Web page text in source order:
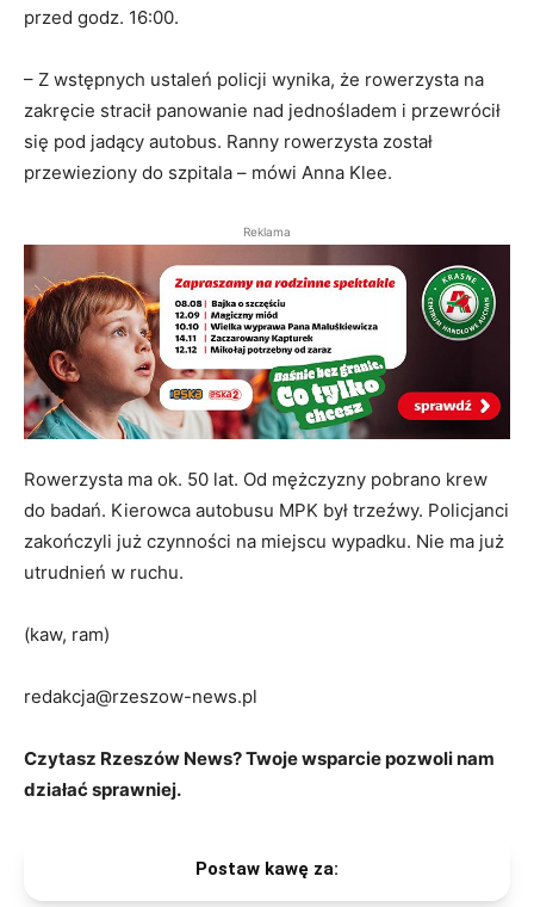
przed godz. 16:00.
– Z wstępnych ustaleń policji wynika, że rowerzysta na
zakręcie stracił panowanie nad jednośladem i przewrócił
się pod jadący autobus. Ranny rowerzysta został
przewieziony do szpitala – mówi Anna Klee.
Reklama
Rowerzysta ma ok. 50 lat. Od mężczyzny pobrano krew
do badań. Kierowca autobusu MPK był trzeźwy. Policjanci
zakończyli już czynności na miejscu wypadku. Nie ma już
utrudnień w ruchu.
(kaw, ram)
redakcja@rzeszow-news.pl
Czytasz Rzeszów News? Twoje wsparcie pozwoli nam
działać sprawniej.
Postaw kawę za: